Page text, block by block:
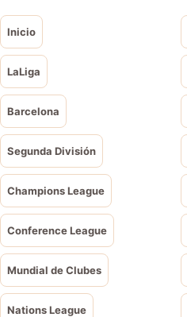
Inicio
LaLiga
Barcelona
Segunda División
Champions League
Conference League
Mundial de Clubes
Nations League